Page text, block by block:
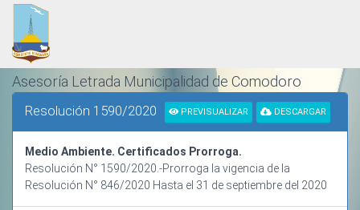
Asesoría Letrada Municipalidad de Comodoro
ORDENAMIENTO Y SISTEMATIZACIÓN NORMATIVA
Resolución 1590/2020 PREVISUALIZAR DESCARGAR
Medio Ambiente. Certificados Prorroga.
Resolución N° 1590/2020.-Prorroga la vigencia de la
Resolución N° 846/2020 Hasta el 31 de septiembre del 2020